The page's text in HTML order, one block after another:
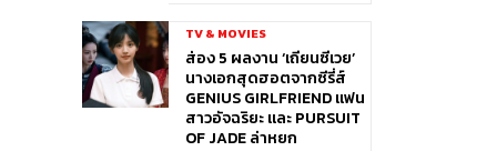
TV & MOVIES
ส่อง 5 ผลงาน ‘เถียนซีเวย’
นางเอกสุดฮอตจากซีรี่ส์
GENIUS GIRLFRIEND แฟน
สาวอัจฉริยะ และ PURSUIT
OF JADE ล่าหยก